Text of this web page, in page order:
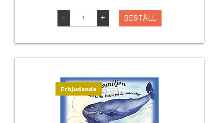
- + BESTÄLL
Erbjudande